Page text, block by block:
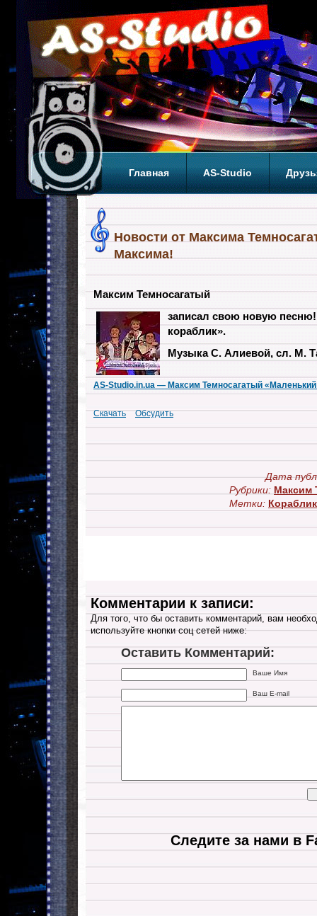
Главная AS-Studio
Новости от Максима
Максима!
Максим Темносагатый
записал свою новую
кораблик».
Музыка С. Алиевой, сл. М.
AS-Studio.in.ua — Максим Темносагатый «Маленький
Скачать Обсудить
Дата
Рубрики: Максим
Метки: Кораблик
Комментарии к записи:
Для того, что бы оставить комментарий, вам
используйте кнопки соц сетей ниже:
Оставить Комментарий:
Ваше Имя
Ваш E-mail
Следите за нами в